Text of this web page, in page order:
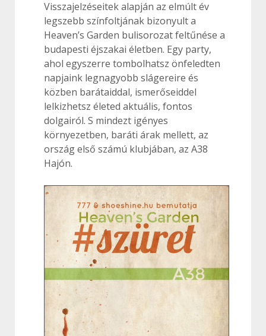
Visszajelzéseitek alapján az elmúlt év
legszebb színfoltjának bizonyult a
Heaven’s Garden bulisorozat feltűnése a
budapesti éjszakai életben. Egy party,
ahol egyszerre tombolhatsz önfeledten
napjaink legnagyobb slágereire és
közben barátaiddal, ismerőseiddel
lelkizhetsz életed aktuális, fontos
dolgairól. S mindezt igényes
környezetben, baráti árak mellett, az
ország első számú klubjában, az A38
Hajón.